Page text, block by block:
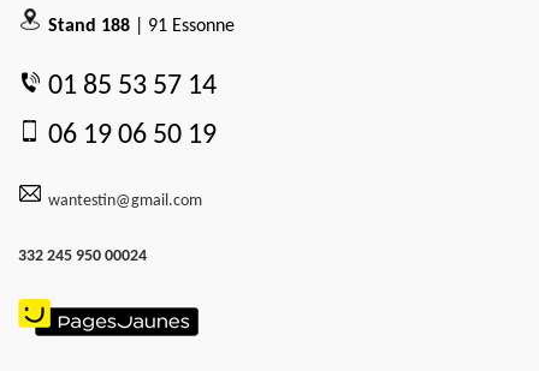
Stand 188 | 91 Essonne
01 85 53 57 14
06 19 06 50 19
wantestin@gmail.com
332 245 950 00024